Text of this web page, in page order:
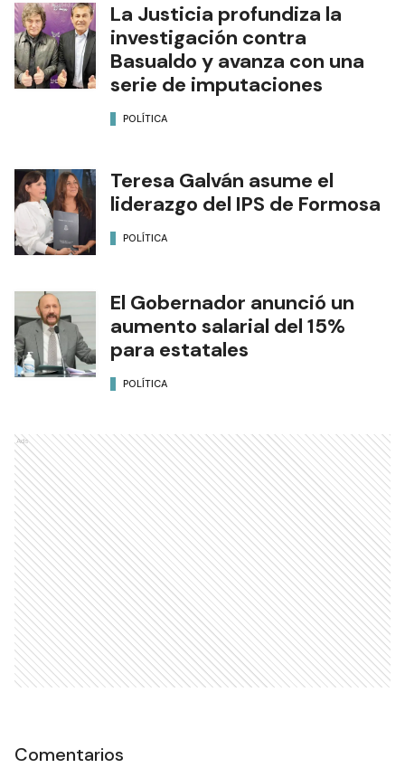
La Justicia profundiza la
investigación contra
Basualdo y avanza con una
serie de imputaciones
POLÍTICA
Teresa Galván asume el
liderazgo del IPS de Formosa
POLÍTICA
El Gobernador anunció un
aumento salarial del 15%
para estatales
POLÍTICA
Ads
Comentarios